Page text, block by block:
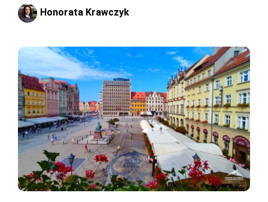
Honorata Krawczyk